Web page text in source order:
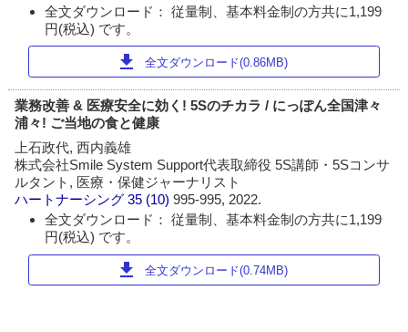
全文ダウンロード： 従量制、基本料金制の方共に1,199
円(税込) です。
download 全文ダウンロード(0.86MB)
業務改善 & 医療安全に効く! 5Sのチカラ / にっぽん全国津々
浦々! ご当地の食と健康
上石政代, 西内義雄
株式会社Smile System Support代表取締役 5S講師・5Sコンサ
ルタント, 医療・保健ジャーナリスト
ハートナーシング 35 (10)995-995, 2022.
全文ダウンロード： 従量制、基本料金制の方共に1,199
円(税込) です。
download 全文ダウンロード(0.74MB)